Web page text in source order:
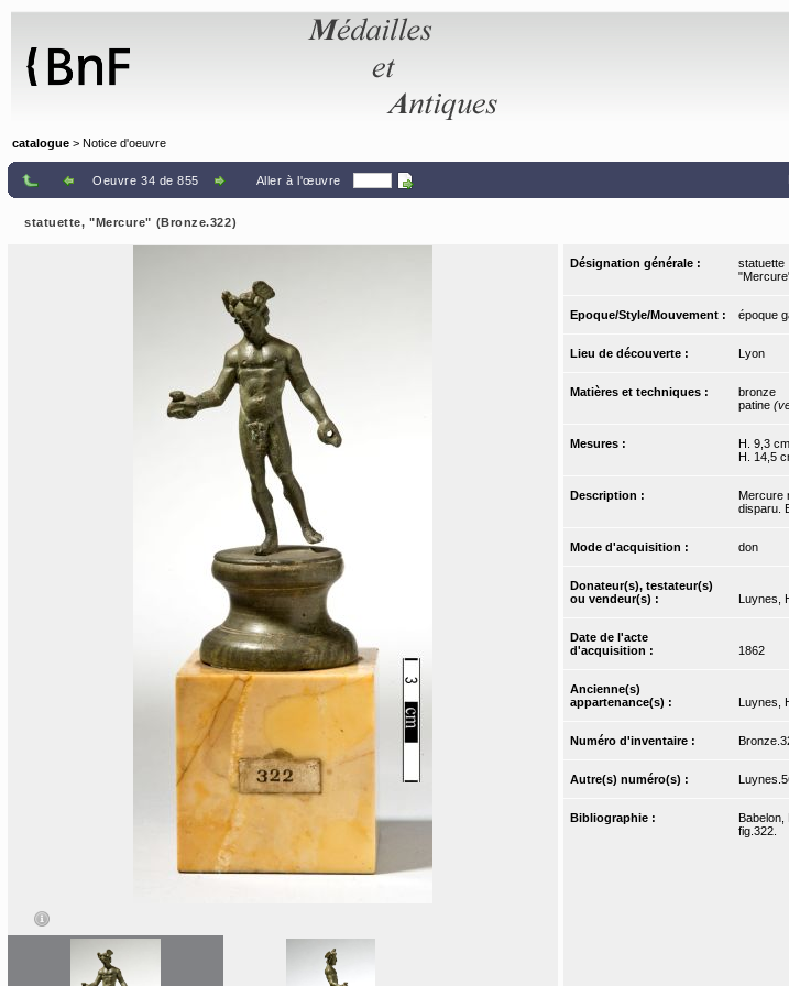
catalogue > Notice d'oeuvre
Oeuvre 34 de 855 Aller à l'œuvre
statuette, "Mercure" (Bronze.322)
Désignation générale :
statuette
Epoque/Style/Mouvement : époque
Lieu de découverte : Lyon
Matières et techniques :
bronze
patine
Mesures :
H. 9,3
H. 14,5
Description :
Mercure
disparu.
Mode d'acquisition : don
Donateur(s), testateur(s)
ou vendeur(s) :
Luynes,
Date de l'acte
d'acquisition :
1862
Ancienne(s)
appartenance(s) :
Luynes,
Numéro d'inventaire :
Autre(s) numéro(s) :
Bibliographie :
Babelon,
fig.322.